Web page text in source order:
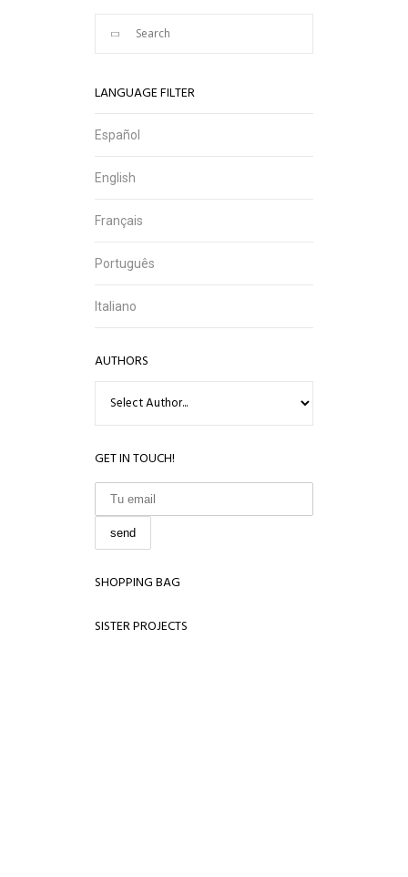
LANGUAGE FILTER
Español
English
Français
Português
Italiano
AUTHORS
GET IN TOUCH!
SHOPPING BAG
SISTER PROJECTS